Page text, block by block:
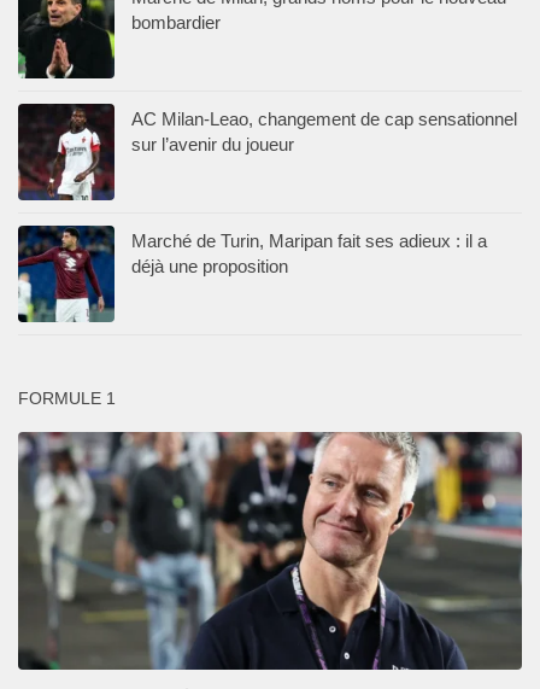
bombardier
AC Milan-Leao, changement de cap sensationnel
sur l’avenir du joueur
Marché de Turin, Maripan fait ses adieux : il a
déjà une proposition
FORMULE 1